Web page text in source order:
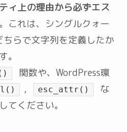
ィ上の理由から必ずエス
これは、シングルクォー
らで文字列を定義したか
。
関数や、WordPress環
, esc_attr()
な
てください。